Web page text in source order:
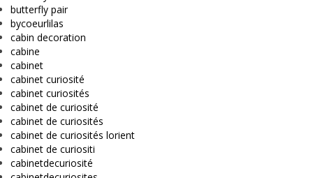
butterfly pair
bycoeurlilas
cabin decoration
cabine
cabinet
cabinet curiosité
cabinet curiosités
cabinet de curiosité
cabinet de curiosités
cabinet de curiosités lorient
cabinet de curiositi
cabinetdecuriosité